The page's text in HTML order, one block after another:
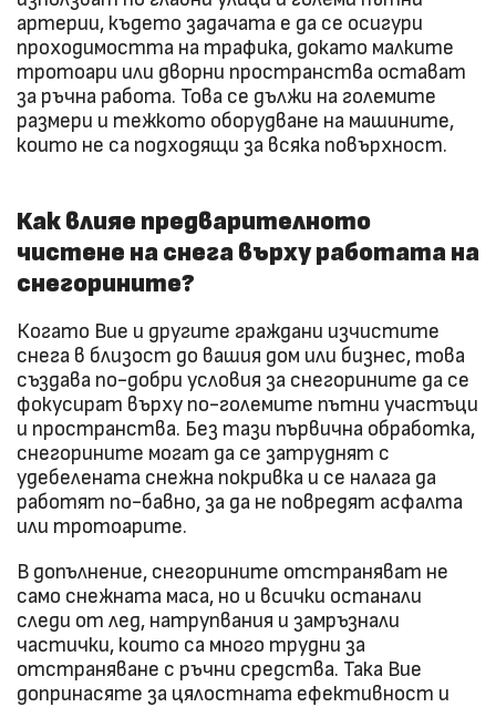
артерии, където задачата е да се осигури
проходимостта на трафика, докато малките
тротоари или дворни пространства остават
за ръчна работа. Това се дължи на големите
размери и тежкото оборудване на машините,
които не са подходящи за всяка повърхност.
Как влияе предварителното
чистене на снега върху работата на
снегорините?
Когато Вие и другите граждани изчистите
снега в близост до вашия дом или бизнес, това
създава по-добри условия за снегорините да се
фокусират върху по-големите пътни участъци
и пространства. Без тази първична обработка,
снегорините могат да се затруднят с
удебелената снежна покривка и се налага да
работят по-бавно, за да не повредят асфалта
или тротоарите.
В допълнение, снегорините отстраняват не
само снежната маса, но и всички останали
следи от лед, натрупвания и замръзнали
частички, които са много трудни за
отстраняване с ръчни средства. Така Вие
допринасяте за цялостната ефективност и